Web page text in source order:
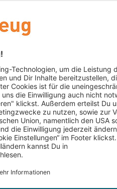
Ob
wird
gefunden. Geh voran